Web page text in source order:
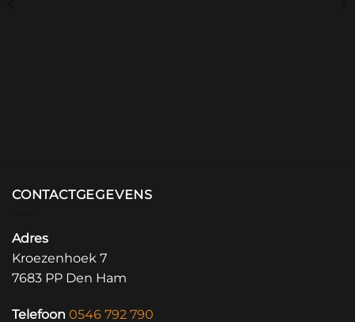
CONTACTGEGEVENS
Adres
Kroezenhoek 7
7683 PP Den Ham
Telefoon 0546 792 790